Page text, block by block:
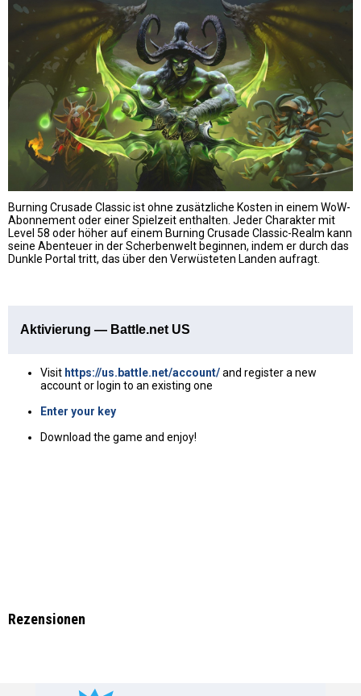
Burning Crusade Classic ist ohne zusätzliche Kosten in einem WoW-
Abonnement oder einer Spielzeit enthalten. Jeder Charakter mit
Level 58 oder höher auf einem Burning Crusade Classic-Realm kann
seine Abenteuer in der Scherbenwelt beginnen, indem er durch das
Dunkle Portal tritt, das über den Verwüsteten Landen aufragt.
Aktivierung — Battle.net US
Visit https://us.battle.net/account/and register a new
account or login to an existing one
Enter your key
Download the game and enjoy!
Rezensionen